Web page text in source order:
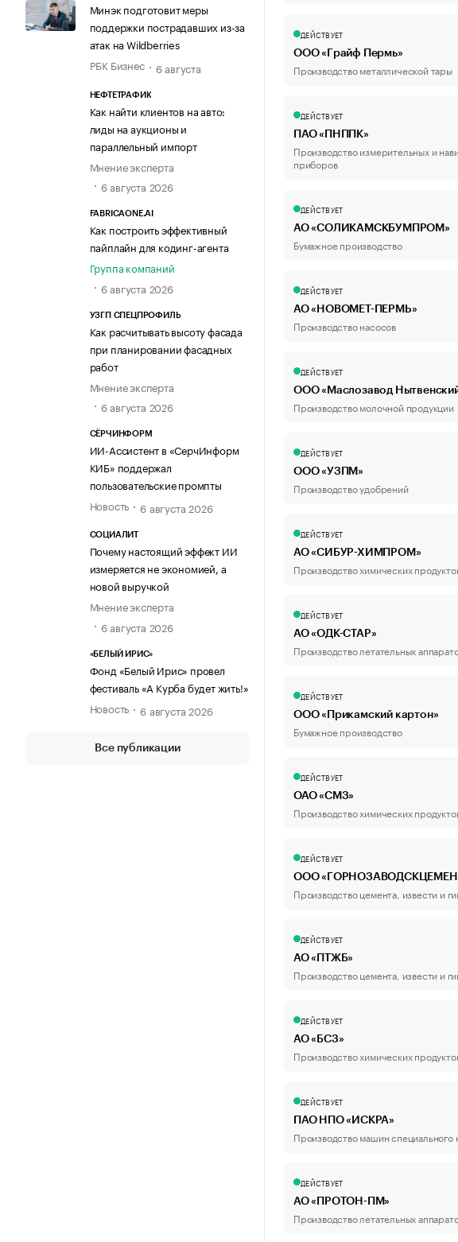
Минэк подготовит меры
поддержки пострадавших из-за
атак на Wildberries
РБК Бизнес
6 августа
НЕФТЕТРАФИК
Как найти клиентов на авто:
лиды на аукционы и
параллельный импорт
Мнение эксперта
6 августа 2026
FABRICAONE.AI
Как построить эффективный
пайплайн для кодинг-агента
Группа компаний
6 августа 2026
УЗГП СПЕЦПРОФИЛЬ
Как расчитывать высоту фасада
при планировании фасадных
работ
Мнение эксперта
6 августа 2026
СЁРЧИНФОРМ
ИИ-Ассистент в «СерчИнформ
КИБ» поддержал
пользовательские промпты
Новость
6 августа 2026
СОЦИАЛИТ
Почему настоящий эффект ИИ
измеряется не экономией, а
новой выручкой
Мнение эксперта
6 августа 2026
«БЕЛЫЙ ИРИС»
Фонд «Белый Ирис» провел
фестиваль «А Курба будет жить!»
Новость
6 августа 2026
Все публикации
ДЕЙСТВУЕТ
ООО «Грайф Пермь»
Производство металлической тары
ДЕЙСТВУЕТ
ПАО «ПНППК»
Производство измерительных и
приборов
ДЕЙСТВУЕТ
АО «СОЛИКАМСКБУМПРОМ»
Бумажное производство
ДЕЙСТВУЕТ
АО «НОВОМЕТ-ПЕРМЬ»
Производство насосов
ДЕЙСТВУЕТ
ООО «Маслозавод
Производство молочной продукции
ДЕЙСТВУЕТ
ООО «УЗПМ»
Производство удобрений
ДЕЙСТВУЕТ
АО «СИБУР-ХИМПРОМ»
Производство химических
ДЕЙСТВУЕТ
АО «ОДК-СТАР»
Производство летательных
ДЕЙСТВУЕТ
ООО «Прикамский картон»
Бумажное производство
ДЕЙСТВУЕТ
ОАО «СМЗ»
Производство химических
ДЕЙСТВУЕТ
ООО
Производство цемента, извести и
ДЕЙСТВУЕТ
АО «ПТЖБ»
Производство цемента, извести и
ДЕЙСТВУЕТ
АО «БСЗ»
Производство химических
ДЕЙСТВУЕТ
ПАО НПО «ИСКРА»
Производство машин специального
ДЕЙСТВУЕТ
АО «ПРОТОН-ПМ»
Производство летательных